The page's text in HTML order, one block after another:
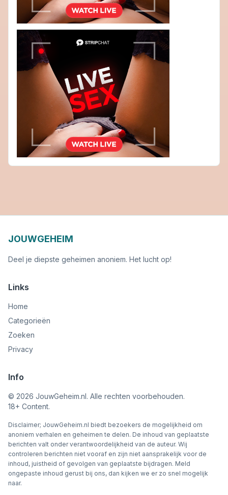
JOUWGEHEIM
Deel je diepste geheimen anoniem. Het lucht op!
Links
Home
Categorieën
Zoeken
Privacy
Info
© 2026 JouwGeheim.nl. Alle rechten voorbehouden.
18+ Content.
Disclaimer; JouwGeheim.nl biedt bezoekers de mogelijkheid om
anoniem verhalen en geheimen te delen. De inhoud van geplaatste
berichten valt onder verantwoordelijkheid van de auteur. Wij
controleren berichten niet vooraf en zijn niet aansprakelijk voor de
inhoud, juistheid of gevolgen van geplaatste bijdragen. Meld
ongepaste inhoud gerust bij ons, dan kijken we er zo snel mogelijk
naar.